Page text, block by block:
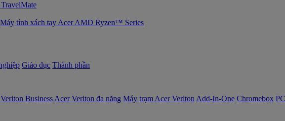
Máy tính xách tay Acer AMD Ryzen™ Series
Giáo dục Thành phần
Business Acer Veriton đa năng Máy trạm Acer Veriton Add-In-One Chromebox